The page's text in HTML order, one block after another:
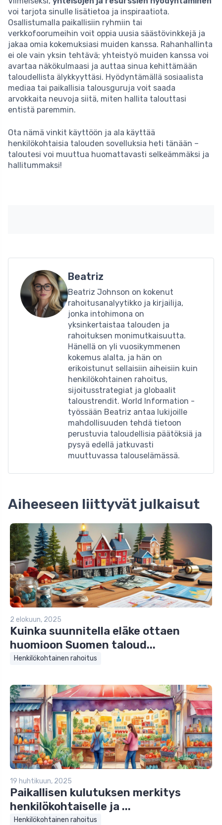
voi tarjota sinulle lisätietoa ja inspiraatiota.
Osallistumalla paikallisiin ryhmiin tai
verkkofoorumeihin voit oppia uusia säästövinkkejä ja
jakaa omia kokemuksiasi muiden kanssa. Rahanhallinta
ei ole vain yksin tehtävä; yhteistyö muiden kanssa voi
avartaa näkökulmaasi ja auttaa sinua kehittämään
taloudellista älykkyyttäsi. Hyödyntämällä sosiaalista
mediaa tai paikallisia talousguruja voit saada
arvokkaita neuvoja siitä, miten hallita talouttasi
entistä paremmin.
Ota nämä vinkit käyttöön ja ala käyttää
henkilökohtaisia talouden sovelluksia heti tänään –
taloutesi voi muuttua huomattavasti selkeämmäksi ja
hallitummaksi!
Beatriz
Beatriz Johnson on kokenut
rahoitusanalyytikko ja kirjailija,
jonka intohimona on
yksinkertaistaa talouden ja
rahoituksen monimutkaisuutta.
Hänellä on yli vuosikymmenen
kokemus alalta, ja hän on
erikoistunut sellaisiin aiheisiin kuin
henkilökohtainen rahoitus,
sijoitusstrategiat ja globaalit
taloustrendit. World Information -
työssään Beatriz antaa lukijoille
mahdollisuuden tehdä tietoon
perustuvia taloudellisia päätöksiä ja
pysyä edellä jatkuvasti
muuttuvassa talouselämässä.
Aiheeseen liittyvät julkaisut
2 elokuun, 2025
Kuinka suunnitella eläke ottaen
huomioon Suomen taloud...
Henkilökohtainen rahoitus
19 huhtikuun, 2025
Paikallisen kulutuksen merkitys
henkilökohtaiselle ja ...
Henkilökohtainen rahoitus